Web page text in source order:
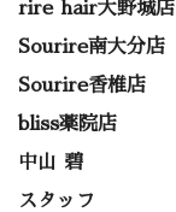
rire hair大野城店
Sourire南大分店
Sourire香椎店
bliss薬院店
中山 碧
スタッフ